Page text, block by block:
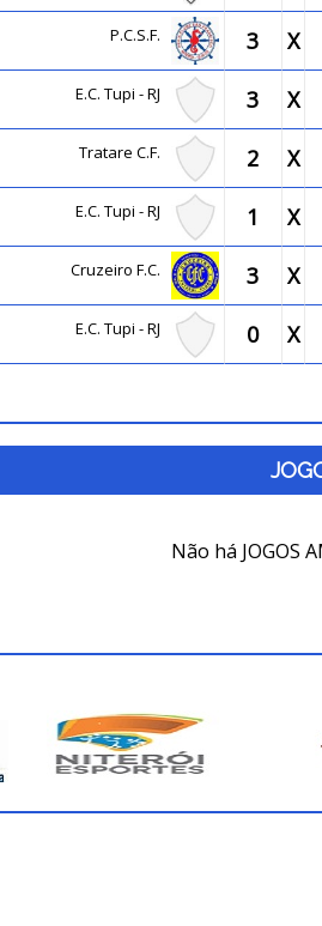
P.C.S.F. 3 X
E.C. Tupi - RJ 3 X
Tratare C.F. 2 X
E.C. Tupi - RJ 1 X
Cruzeiro F.C. 3 X
E.C. Tupi - RJ 0 X
Não há JOGOS